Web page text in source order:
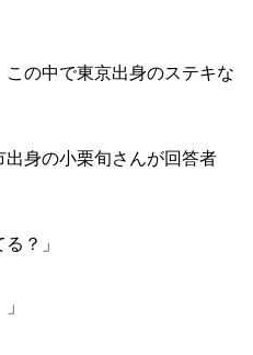
の中で東京出身のステキな
身の小栗旬さんが回答者
？」